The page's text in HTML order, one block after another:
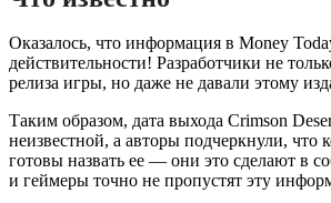
Оказалось, что информация в Money
действительности! Разработчики не
релиза игры, но даже не давали этому
Таким образом, дата выхода Crimson
неизвестной, а авторы подчеркнули, что
готовы назвать ее — они это сделают в
и геймеры точно не пропустят эту